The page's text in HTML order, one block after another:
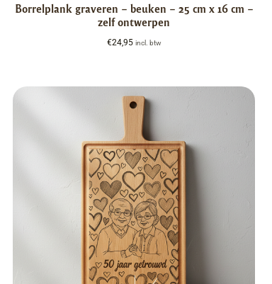
Borrelplank graveren – beuken – 25 cm x 16 cm –
zelf ontwerpen
€24,95 incl. btw